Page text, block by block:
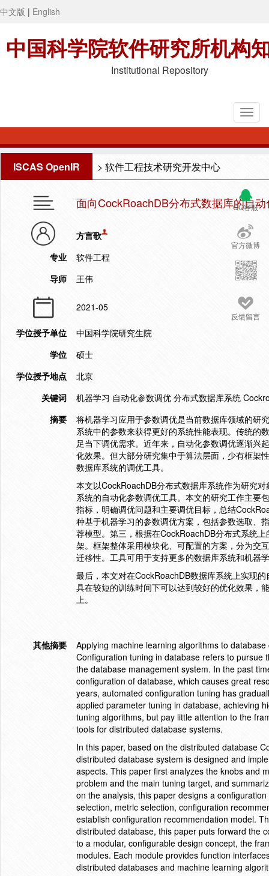
中文版 | English
中国科学院软件研究所机构
Institutional Repository
ISCAS OpenIR > 软件工程技术研究开发中心
QQ客服
官方微博
反馈留言
面向CockRoachDB分布式数据库的自
方言歌
专业
软件工程
导师
王伟
2021-05
学位授予单位
中国科学院研究生院
学位
硕士
学位授予地点
北京
关键词
机器学习 自动化参数调优 分布式数据库系统
摘要
将机器学习应用于参数调优是当前数据库领域的研
系统中的参数来获得更好的系统性能表现。传统的
足当下调优需求。近年来，自动化参数调优逐渐兴
化效果。但大部分研究集中于算法层面，少有框架
数据库系统的调优工具。
本文以CockRoachDB分布式数据库系统作为研究
系统的自动化参数调优工具。本文的研究工作主要
指标，明确调优问题和主要调优目标，总结
种基于机器学习的参数调优方案，包括参数选取、
荐模型。第三，根据在CockRoachDB分布式系统
架。框架整体采用模块化、可配置的方案，分为交
迁移性。工具可用于支持更多的数据库系统和机器
最后，本文对在CockRoachDB数据库系统上实现
具在较短的训练时间下可以达到较好的优化效果，
上。
其他摘要
Applying machine learning algorithms to
Configuration tuning in database refers to
the database management system. In the past
configuration of database, which causes great
years, automated configuration tuning has
applied parameter tuning in database, achieving
tuning algorithms, but pay little attention to the
tools for distributed database systems.
In this paper, based on the distributed database
distributed database system is designed and
aspects. This paper first analyzes the knobs and
problem and the main tuning target, and
on the analysis, this paper designs a
selection, metric selection, configuration
establish configuration recommendation model.
distributed database, this paper puts forward the
to a modular, configurable design concept, the
modules. Each module provides function
distributed databases and machine learning